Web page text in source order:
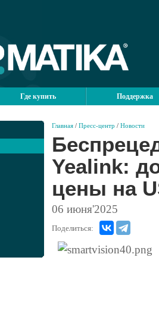
Где купить Поддержка
Главная / Пресс-центр / Новости
Yealink:
цены на
06 июня'2025
Поделиться: